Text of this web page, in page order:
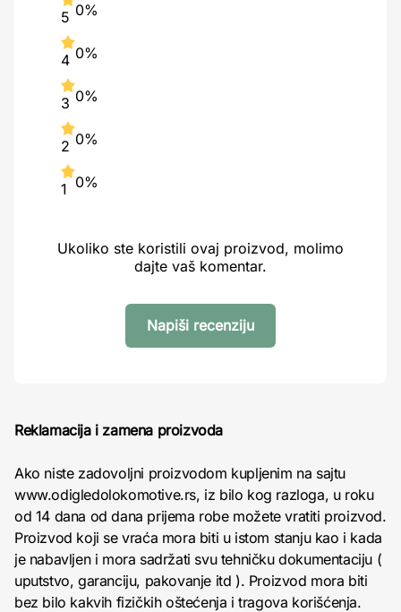
5 0%
4 0%
3 0%
2 0%
1 0%
Ukoliko ste koristili ovaj proizvod, molimo
dajte vaš komentar.
Napiši recenziju
Reklamacija i zamena proizvoda
Ako niste zadovoljni proizvodom kupljenim na sajtu
www.odigledolokomotive.rs, iz bilo kog razloga, u roku
od 14 dana od dana prijema robe možete vratiti proizvod.
Proizvod koji se vraća mora biti u istom stanju kao i kada
je nabavljen i mora sadržati svu tehničku dokumentaciju (
uputstvo, garanciju, pakovanje itd ). Proizvod mora biti
bez bilo kakvih fizičkih oštećenja i tragova korišćenja.